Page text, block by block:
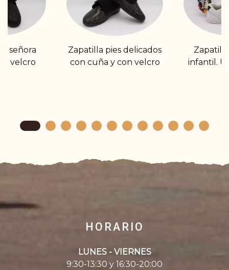
señora
velcro
Zapatilla pies delicados
con cuña y con velcro
infantil.
HORARIO
LUNES - VIERNES
9:30-13:30 y 16:30-20:00